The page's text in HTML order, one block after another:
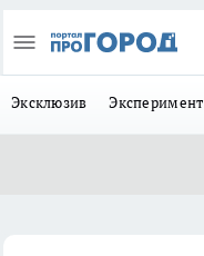
Эксклюзив Эксперимент